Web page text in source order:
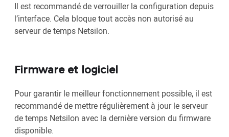
Il est recommandé de verrouiller la configuration depuis
l’interface. Cela bloque tout accès non autorisé au
serveur de temps Netsilon.
Firmware et logiciel
Pour garantir le meilleur fonctionnement possible, il est
recommandé de mettre régulièrement à jour le serveur
de temps Netsilon avec la dernière version du firmware
disponible.